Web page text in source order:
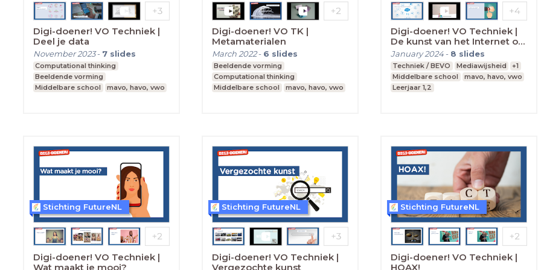
Digi-doener! VO Techniek |
Deel je data
November 2023- 7 slides
Computational thinking
Beeldende vorming
Middelbare school
mavo, havo, vwo
Digi-doener! VO TK |
Metamaterialen
March 2022- 6 slides
Beeldende vorming
Computational thinking
Middelbare school
mavo, havo, vwo
Digi-doener! VO Techniek |
De kunst van het Internet of
Things
January 2024- 8 slides
Techniek / BEVO Mediawijsheid
+1
Middelbare school
mavo, havo, vwo
Leerjaar 1,2
Digi-doener! VO Techniek |
Wat maakt je mooi?
Stichting FutureNL
Digi-doener! VO Techniek |
Vergezochte kunst
Stichting FutureNL
Digi-doener! VO Techniek |
HOAX!
Stichting FutureNL